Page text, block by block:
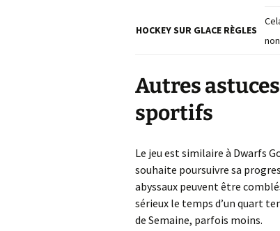
HOCKEY SUR GLACE RÈGLES
Autres
sportifs
Le jeu est similaire à Dwarfs
souhaite poursuivre sa
abyssaux peuvent être
sérieux le temps d’un quart
de Semaine, parfois moins.